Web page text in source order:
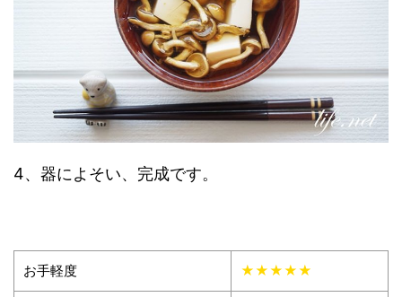
4、器によそい、完成です。
お手軽度 ★★★★★